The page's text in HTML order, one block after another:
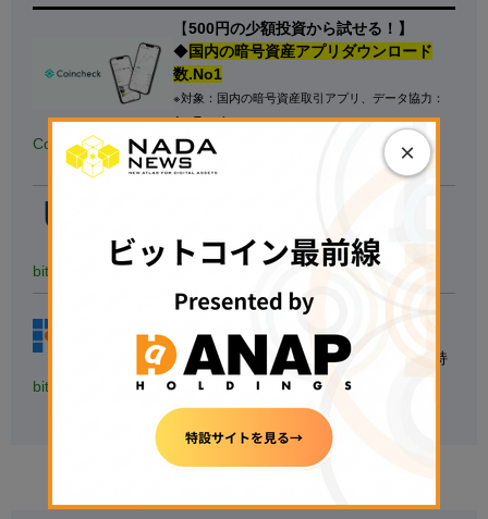
Coincheck
【500円の少額投資から試せる！】
◆国内の暗号資産アプリダウンロード
数.No1
※対象：国内の暗号資産取引アプリ、データ協力：
AppTweak
◆銘柄数も最大級
、手数料も安い
▷無料で口座開設する
bitbank
◆1万円以上の入金で現金1,000円獲得
無料で口座開設する◁
bitFlyer
【 初心者にもおすすめ】
◆国内最大級の取引量
◆トップレベルのセキュリティ意識を持
つ
▷無料で口座開設する
×